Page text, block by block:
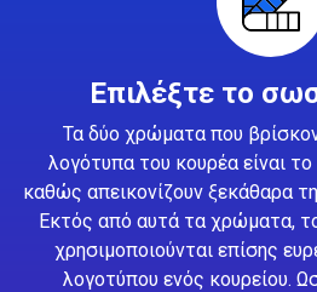
Επιλέξτε το
Τα δύο χρώματα που
λογότυπα του κουρέα είναι
καθώς απεικονίζουν ξεκάθαρα
Εκτός από αυτά τα χρώματα,
χρησιμοποιούνται επίσης
λογοτύπου ενός κουρείου.